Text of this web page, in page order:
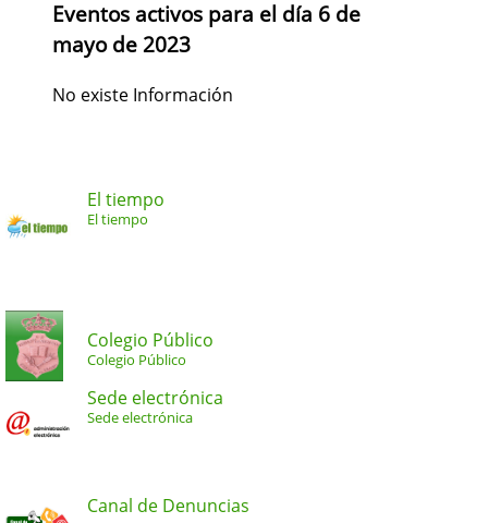
Eventos activos para el día 6 de
mayo de 2023
No existe Información
El tiempo
El tiempo
Colegio Público
Colegio Público
Sede electrónica
Sede electrónica
Canal de Denuncias